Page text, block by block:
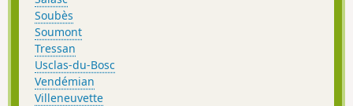
Soubès
Soumont
Tressan
Usclas-du-Bosc
Vendémian
Villeneuvette